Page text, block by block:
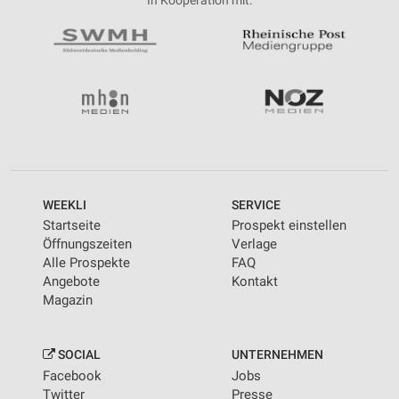
WEEKLI
Startseite
Öffnungszeiten
Alle Prospekte
Angebote
Magazin
SERVICE
Prospekt einstellen
Verlage
FAQ
Kontakt
SOCIAL
Facebook
Twitter
UNTERNEHMEN
Jobs
Presse
Verwendung genauer Standortdaten
Informationen identifizieren
Funktional
Werbung